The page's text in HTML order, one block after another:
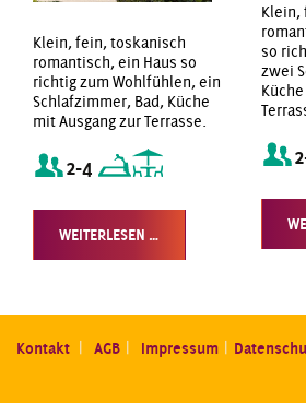
Klein, fein, toskanisch
romantisch, ein Haus so
richtig zum Wohlfühlen, ein
Schlafzimmer, Bad, Küche
mit Ausgang zur Terrasse.
2-4
WEITERLESEN …
Klein,
so
zwei
Kontakt AGB Impressum